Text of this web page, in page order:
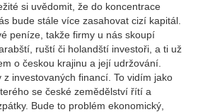
si uvědomit, že do koncentrace
bude stále více zasahovat cizí kapitál.
peníze, takže firmy u nás skoupí
ruští či holandští investoři, a ti už
o českou krajinu a její udržování.
z investovaných financí. To vidím jako
se české zemědělství řítí a
Bude to problém ekonomický,